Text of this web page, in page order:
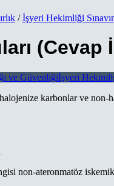
/İşyeri Hekimliği
ve Güvenliğiİşyeri
karbonlar ve non-
non-ateronmatöz